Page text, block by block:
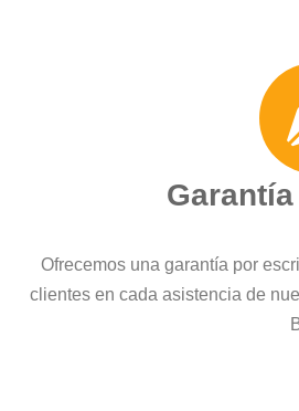
Ofrecemos una garantía por
clientes en cada asistencia de